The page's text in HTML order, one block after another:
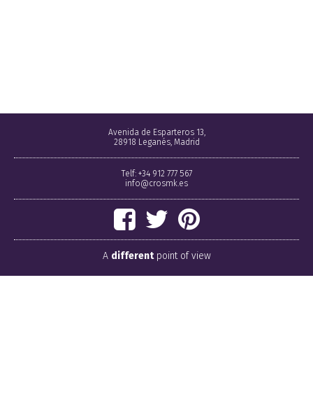
Avenida de Esparteros 13,
28918 Leganés, Madrid
Telf: +34 912 777 567
info@crosmk.es
A differentpoint of view